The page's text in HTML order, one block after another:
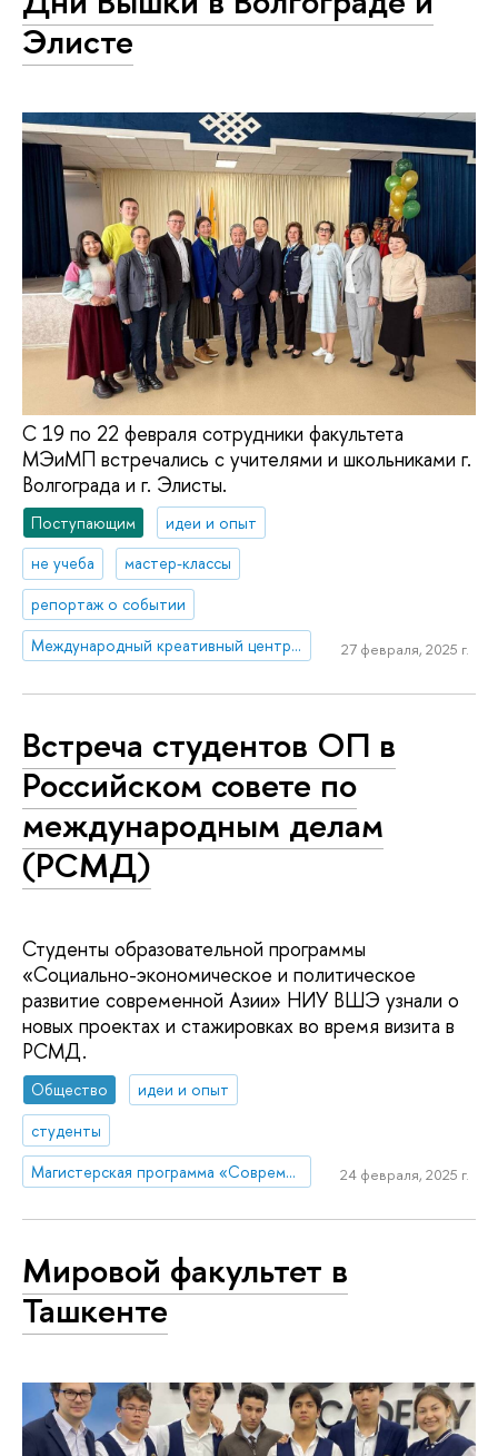
Элисте
С 19 по 22 февраля сотрудники факультета
МЭиМП встречались с учителями и школьниками г.
Волгограда и г. Элисты.
Поступающим
идеи и опыт
не учеба
мастер-классы
репортаж о событии
Международный креативный центр «Абитуриент. Студент. Выпускник»
27 февраля, 2025 г.
Встреча студентов ОП в
Российском совете по
международным делам
(РСМД)
Студенты образовательной программы
«Социально-экономическое и политическое
развитие современной Азии» НИУ ВШЭ узнали о
новых проектах и стажировках во время визита в
РСМД.
Общество
идеи и опыт
студенты
Магистерская программа «Современное востоковедение»
24 февраля, 2025 г.
Мировой факультет в
Ташкенте